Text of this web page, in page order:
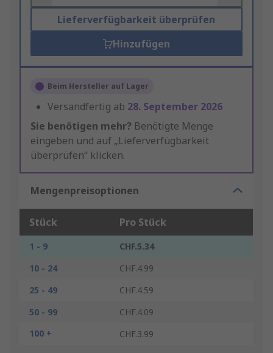
Lieferverfügbarkeit überprüfen
Hinzufügen
Beim Hersteller auf Lager
Versandfertig ab 28. September 2026
Sie benötigen mehr? Benötigte Menge
eingeben und auf „Lieferverfügbarkeit
überprüfen“ klicken.
Mengenpreisoptionen
Stück Pro Stück
1 - 9
CHF.5.34
10 - 24
CHF.4.99
25 - 49
CHF.4.59
50 - 99
CHF.4.09
100 +
CHF.3.99